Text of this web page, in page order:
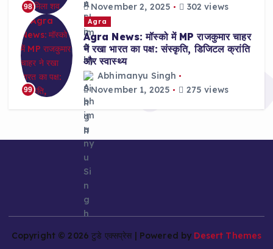
98
November 2, 2025
302 views
99
Agra
Agra News: मॉस्को में MP राजकुमार चाहर
ने रखा भारत का पक्ष: संस्कृति, डिजिटल क्रांति
और स्वास्थ्य
Abhimanyu Singh
November 1, 2025
275 views
Copyright © 2026 टुडे एक्सप्रेस | Powered by Desert Themes